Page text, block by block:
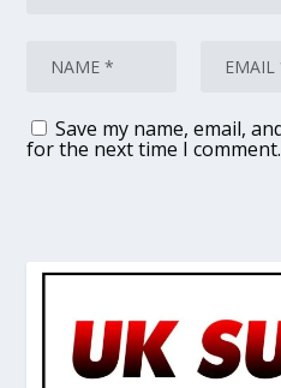
Save my name, email,
for the next time I comment.